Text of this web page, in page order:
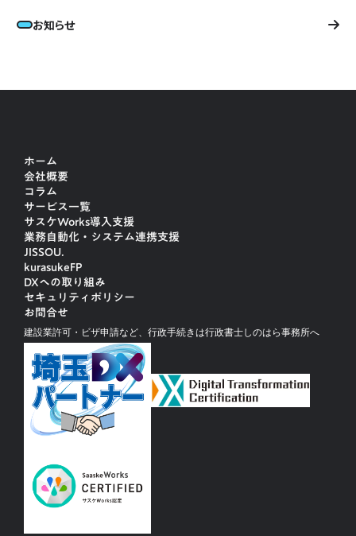
お知らせ
ホーム
会社概要
コラム
サービス一覧
サスケWorks導入支援
業務自動化・システム連携支援
JISSOU.
kurasukeFP
DXへの取り組み
セキュリティポリシー
お問合せ
建設業許可・ビザ申請など、行政手続きは行政書士しのはら事務所へ